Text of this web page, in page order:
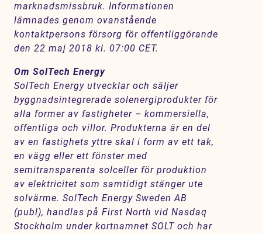
marknadsmissbruk. Informationen
lämnades genom ovanstående
kontaktpersons försorg för offentliggörande
den 22 maj 2018 kl. 07:00 CET.
Om SolTech Energy
SolTech Energy utvecklar och säljer
byggnadsintegrerade solenergiprodukter för
alla former av fastigheter – kommersiella,
offentliga och villor. Produkterna är en del
av en fastighets yttre skal i form av ett tak,
en vägg eller ett fönster med
semitransparenta solceller för produktion
av elektricitet som samtidigt stänger ute
solvärme. SolTech Energy Sweden AB
(publ), handlas på First North vid Nasdaq
Stockholm under kortnamnet SOLT och har